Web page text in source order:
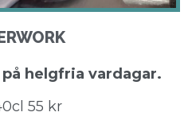
på helgfria vardagar.
55 kr